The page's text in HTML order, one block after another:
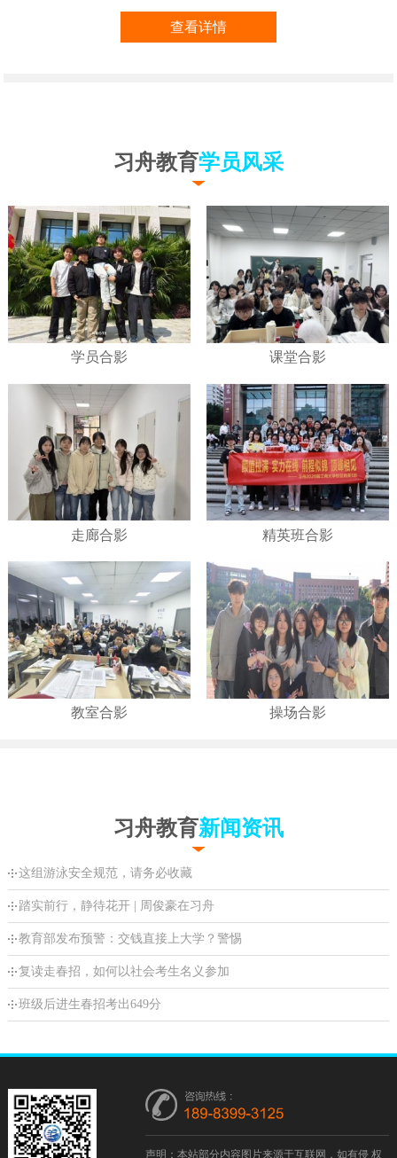
查看详情
习舟教育学员风采
学员合影 课堂合影
走廊合影 精英班合影
教室合影 操场合影
习舟教育新闻资讯
这组游泳安全规范，请务必收藏
踏实前行，静待花开 | 周俊豪在习舟
教育部发布预警：交钱直接上大学？警惕
复读走春招，如何以社会考生名义参加
班级后进生春招考出649分
声明：本站部分内容图片来源于互联网，如有侵 权